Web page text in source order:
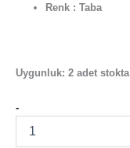
Renk : Taba
Uygunluk: 2 adet stokta
-